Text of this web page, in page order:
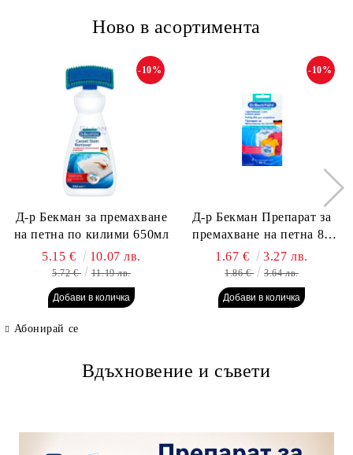
Ново в асортимента
Д-р Бекман за премахване
на петна по килими 650мл
-10%
5.15 € 10.07 лв.
5.72 € 11.19 лв.
Д-р Бекман Препарат за
премахване на петна 80
гр. Пауч
-10%
1.67 € 3.27 лв.
1.86 € 3.64 лв.
Абонирай се
Вдъхновение и съвети